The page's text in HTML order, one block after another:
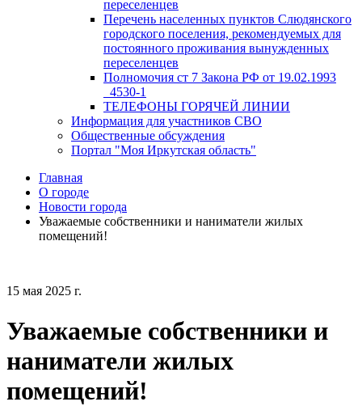
переселенцев
Перечень населенных пунктов Слюдянского
городского поселения, рекомендуемых для
постоянного проживания вынужденных
переселенцев
Полномочия ст 7 Закона РФ от 19.02.1993
_4530-1
ТЕЛЕФОНЫ ГОРЯЧЕЙ ЛИНИИ
Информация для участников СВО
Общественные обсуждения
Портал "Моя Иркутская область"
Главная
О городе
Новости города
Уважаемые собственники и наниматели жилых
помещений!
15 мая 2025 г.
Уважаемые собственники и
наниматели жилых
помещений!